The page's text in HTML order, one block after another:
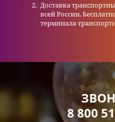
Доставка
всей России.
терминала
8 800